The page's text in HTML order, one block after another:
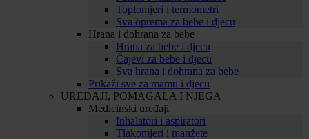
Toplomjeri i termometri
Sva oprema za bebe i djecu
Hrana i dohrana za bebe
Hrana za bebe i djecu
Čajevi za bebe i djecu
Sva hrana i dohrana za bebe
Prikaži sve za mamu i djecu
UREĐAJI, POMAGALA I NJEGA
Medicinski uređaji
Inhalatori i aspiratori
Tlakomjeri i manžete